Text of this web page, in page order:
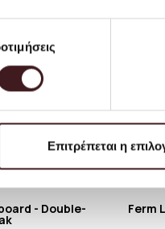
Επιτρέπεται η
- Double- Ferm